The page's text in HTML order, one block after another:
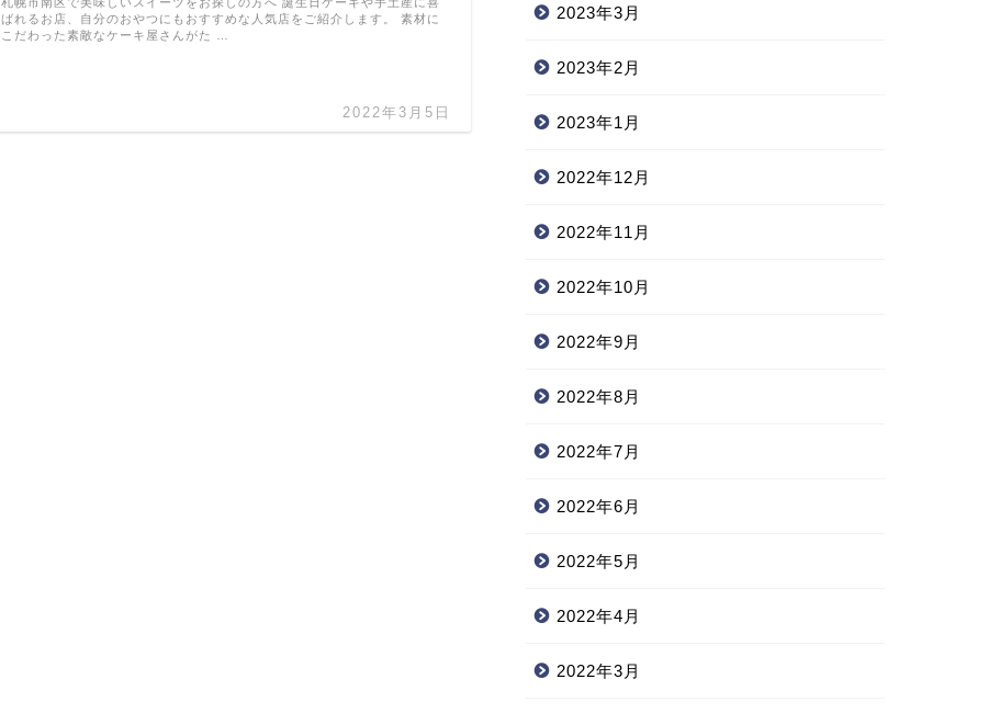
2022年3月5日
ばれるお店、自分のおやつにもおすすめな人気店をご紹介します。 素材に
こだわった素敵なケーキ屋さんがた …
2023年3月
2023年2月
2023年1月
2022年12月
2022年11月
2022年10月
2022年9月
2022年8月
2022年7月
2022年6月
2022年5月
2022年4月
2022年3月